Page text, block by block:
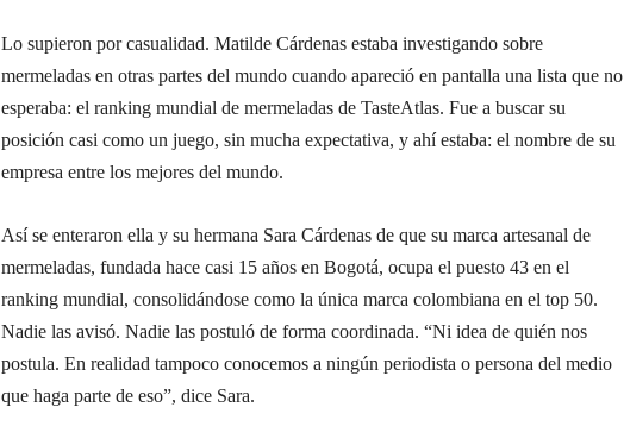
Lo supieron por casualidad. Matilde Cárdenas estaba investigando sobre
mermeladas en otras partes del mundo cuando apareció en pantalla una lista que no
esperaba: el ranking mundial de mermeladas de TasteAtlas. Fue a buscar su
posición casi como un juego, sin mucha expectativa, y ahí estaba: el nombre de su
empresa entre los mejores del mundo.
Así se enteraron ella y su hermana Sara Cárdenas de que su marca artesanal de
mermeladas, fundada hace casi 15 años en Bogotá, ocupa el puesto 43 en el
ranking mundial, consolidándose como la única marca colombiana en el top 50.
Nadie las avisó. Nadie las postuló de forma coordinada. “Ni idea de quién nos
postula. En realidad tampoco conocemos a ningún periodista o persona del medio
que haga parte de eso”, dice Sara.